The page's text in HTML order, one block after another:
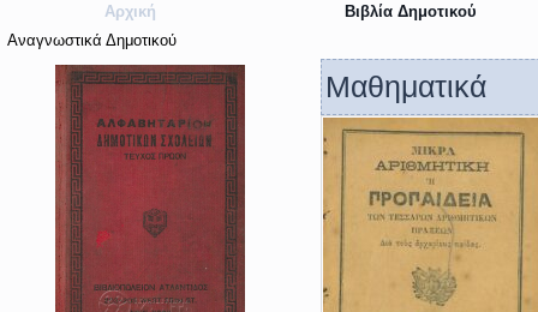
Αρχική
Βιβλία Δημοτικού
Αναγνωστικά Δημοτικού
Μαθηματικά